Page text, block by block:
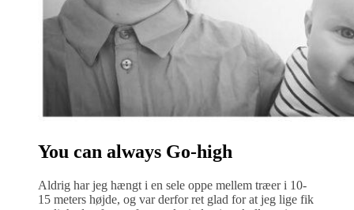
You can always Go-high
Aldrig har jeg hængt i en sele oppe mellem træer i 10-
15 meters højde, og var derfor ret glad for at jeg lige fik